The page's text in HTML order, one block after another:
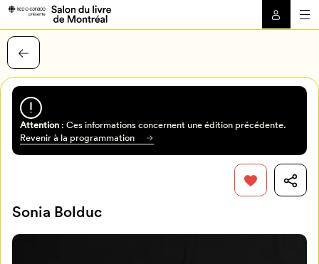
Attention: Ces informations concernent une édition précédente.
Revenir à la programmation
Sonia Bolduc